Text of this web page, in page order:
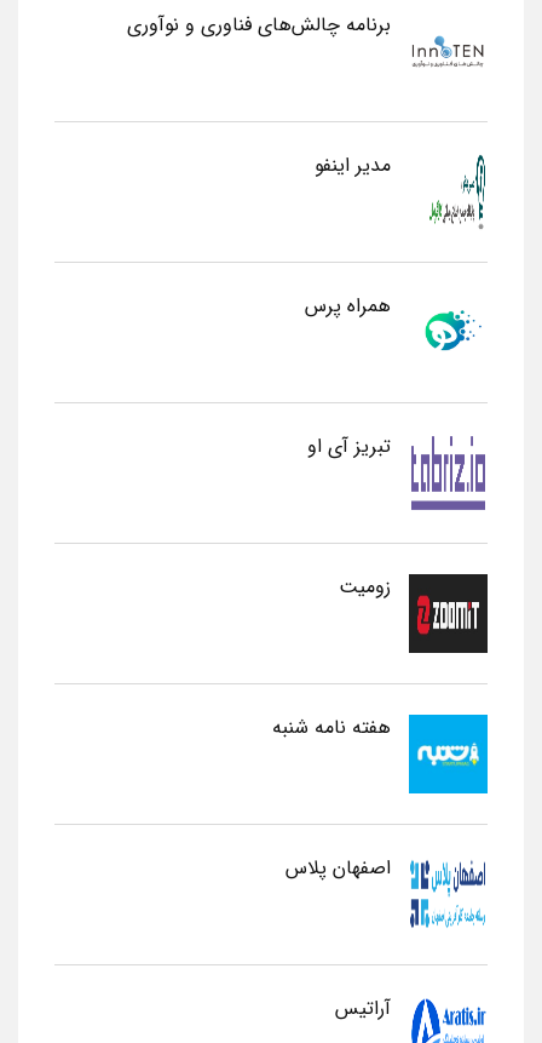
برنامه چالش‌های فناوری و نوآوری
مدیر اینفو
همراه پرس
تبریز آی او
زومیت
هفته نامه شنبه
اصفهان پلاس
آراتیس